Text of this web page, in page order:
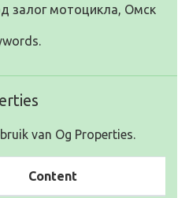
залог мотоцикла, Омск
van Og Properties.
Content